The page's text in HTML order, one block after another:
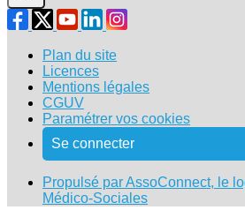
Plan du site
Licences
Mentions légales
CGUV
Paramétrer vos cookies
Se connecter
Propulsé par AssoConnect, le
Médico-Sociales